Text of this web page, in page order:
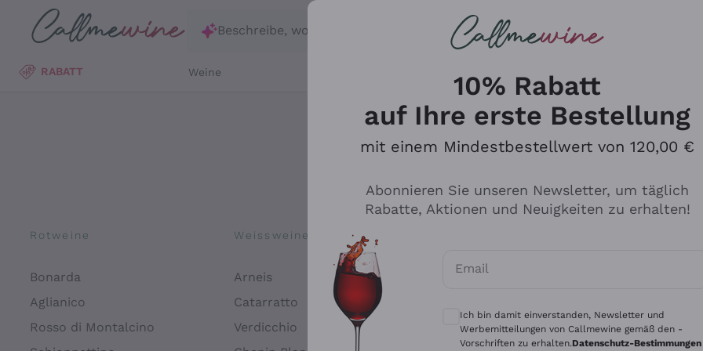
Zum Hauptinhalt springen
Beschreibe, wonach du suchst
RABATT Weine
Rotweine
Bonarda
Aglianico
Rosso di Montalcino
Weissweine
Arneis
Catarratto
Verdicchio
Tenuta San Leonardo
Alessandra Divella
Für
10% Rabatt
auf Ihre erste Bestellung
mit einem Mindestbestellwert von 120,00 €
Abonnieren Sie unseren Newsletter, um täglich
Rabatte, Aktionen und Neuigkeiten zu erhalten!
Email
Optionale Einwilligungen zum Erhalt von
Ich bin damit einverstanden, Newsletter und
Werbemitteilungen von Callmewine gemäß den -
Vorschriften zu erhalten.Datenschutz-Bestimmungen